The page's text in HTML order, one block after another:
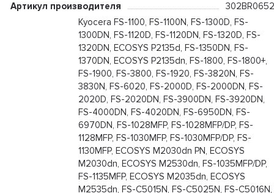
Артикул производителя
Kyocera FS-1100, FS-1100N, FS-1300D, FS-
1300DN, FS-1120D, FS-1120DN, FS-1320D, FS-
1320DN, ECOSYS P2135d, FS-1350DN, FS-
1370DN, ECOSYS P2135dn, FS-1800, FS-1800+,
FS-1900, FS-3800, FS-1920, FS-3820N, FS-
3830N, FS-6020, FS-2000D, FS-2000DN, FS-
2020D, FS-2020DN, FS-3900DN, FS-3920DN,
FS-4000DN, FS-4020DN, FS-6950DN, FS-
6970DN, FS-1028MFP, FS-1028MFP/DP, FS-
1128MFP, FS-1030MFP, FS-1030MFP/DP, FS-
1130MFP, ECOSYS M2030dn PN, ECOSYS
M2030dn, ECOSYS M2530dn, FS-1035MFP/DP,
FS-1135MFP, ECOSYS M2035dn, ECOSYS
M2535dn, FS-C5015N, FS-C5025N, FS-C5016N,